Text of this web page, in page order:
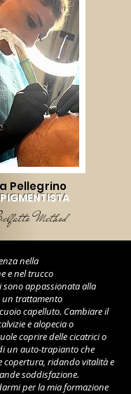
Pellegrino
Method
nella
e nel trucco
sono appassionata alla
un trattamento
capelluto. Cambiare il
e alopecia o
coprire delle cicatrici o
un auto-trapianto che
copertura, ridando vitalità e
soddisfazione.
per la mia formazione